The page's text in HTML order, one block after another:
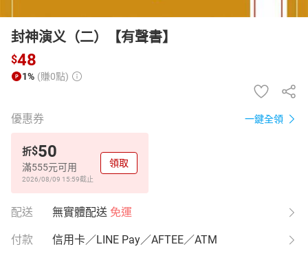
封神演义（二）【有聲書】
$48
1% (賺0點)
優惠券 一鍵全領
折$50
滿555元可用
2026/08/09 15:59截止
領取
配送 無實體配送 免運
付款 信用卡／LINE Pay／AFTEE／ATM